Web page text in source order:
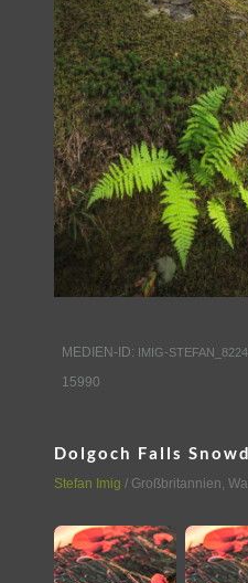
MEDIEN-ID: IMIG-
15990
Dolgoch Falls
Stefan Imig / Großbritannien,